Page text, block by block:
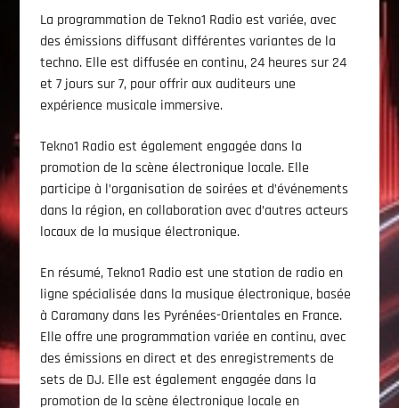
24:00
Le Direct
La programmation de Tekno1 Radio est variée, avec
des émissions diffusant différentes variantes de la
techno. Elle est diffusée en continu, 24 heures sur 24
et 7 jours sur 7, pour offrir aux auditeurs une
expérience musicale immersive.
Tekno1 Radio est également engagée dans la
promotion de la scène électronique locale. Elle
participe à l’organisation de soirées et d’événements
dans la région, en collaboration avec d’autres acteurs
locaux de la musique électronique.
En résumé, Tekno1 Radio est une station de radio en
ligne spécialisée dans la musique électronique, basée
à Caramany dans les Pyrénées-Orientales en France.
Elle offre une programmation variée en continu, avec
des émissions en direct et des enregistrements de
sets de DJ. Elle est également engagée dans la
promotion de la scène électronique locale en